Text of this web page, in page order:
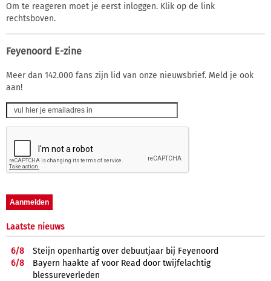
Om te reageren moet je eerst inloggen. Klik op de link
rechtsboven.
Feyenoord E-zine
Meer dan 142.000 fans zijn lid van onze nieuwsbrief. Meld je ook
aan!
Laatste nieuws
6/8
Steijn openhartig over debuutjaar bij Feyenoord
6/8
Bayern haakte af voor Read door twijfelachtig
blessureverleden